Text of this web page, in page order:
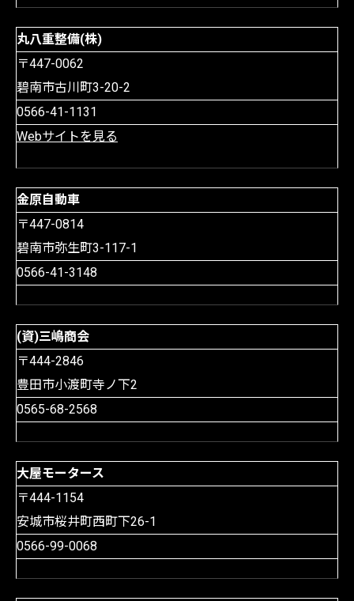
丸八重整備(株)
〒447-0062
碧南市古川町3-20-2
0566-41-1131
Webサイトを見る
金原自動車
〒447-0814
碧南市弥生町3-117-1
0566-41-3148
(資)三嶋商会
〒444-2846
豊田市小渡町寺ノ下2
0565-68-2568
大屋モータース
〒444-1154
安城市桜井町西町下26-1
0566-99-0068